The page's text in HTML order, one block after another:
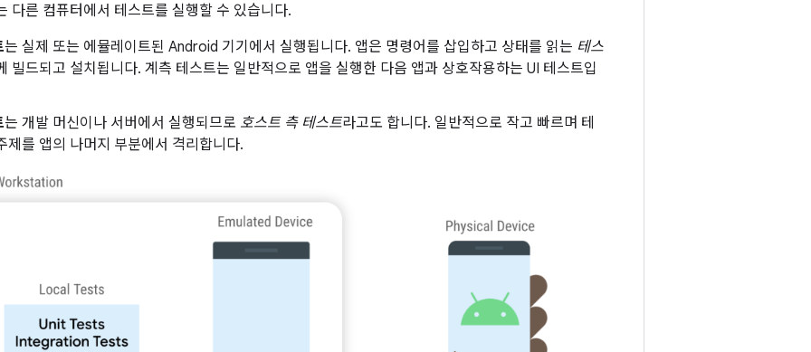
다른 컴퓨터에서 테스트를 실행할 수 있습니다.
는 실제 또는 에뮬레이트된 Android 기기에서 실행됩니다. 앱은 명령어를 삽입하고 상태를 읽는 테스
빌드되고 설치됩니다. 계측 테스트는 일반적으로 앱을 실행한 다음 앱과 상호작용하는 UI 테스트입
는 개발 머신이나 서버에서 실행되므로 호스트 측 테스트라고도 합니다. 일반적으로 작고 빠르며 테
제를 앱의 나머지 부분에서 격리합니다.